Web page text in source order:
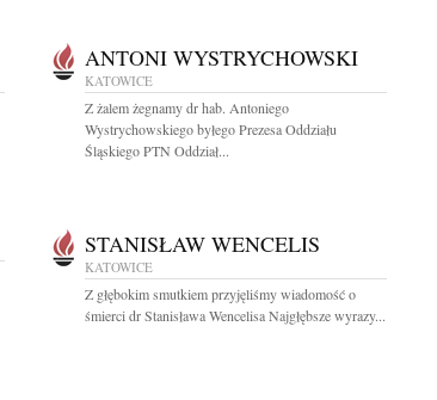
ANTONI WYSTRYCHOWSKI
KATOWICE
Z żalem żegnamy dr hab. Antoniego
Wystrychowskiego byłego Prezesa Oddziału
Śląskiego PTN Oddział...
STANISŁAW WENCELIS
KATOWICE
Z głębokim smutkiem przyjęliśmy wiadomość o
śmierci dr Stanisława Wencelisa Najgłębsze wyrazy...